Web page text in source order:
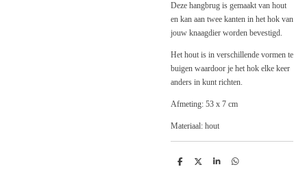
Deze hangbrug is gemaakt van hout
en kan aan twee kanten in het hok van
jouw knaagdier worden bevestigd.
Het hout is in verschillende vormen te
buigen waardoor je het hok elke keer
anders in kunt richten.
Afmeting: 53 x 7 cm
Materiaal: hout
D
D
S
D